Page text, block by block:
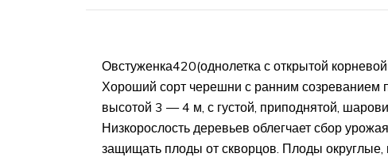
Овстуженка420(однолетка с открытой
Хороший сорт черешни с ранним созреванием
высотой 3 — 4 м, с густой, приподнятой,
Низкорослость деревьев облегчает сбор
защищать плоды от скворцов. Плоды